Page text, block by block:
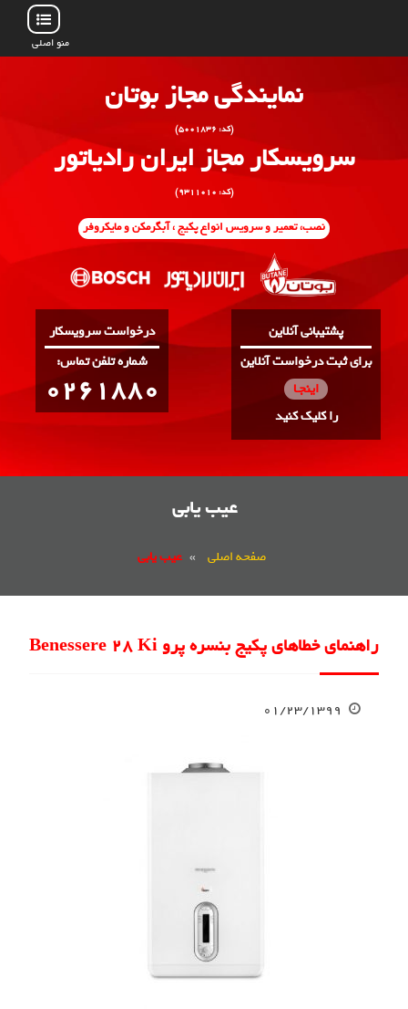
منو اصلی
نمایندگی مجاز بوتان
(کد: ۵۰۰۱۸۳۶)
سرویسکار مجاز ایران رادیاتور
(کد: ۹۳۱۱۰۱۰)
نصب، تعمیر و سرویس انواع پکیج ، آبگرمکن و مایکروفر
پشتیبانی آنلاین
برای ثبت درخواست آنلاین
اینجـا
را کلیک کنید
درخواست سرویسکار
:شماره تلفن تماس
0261880
عیب یابی
صفحه اصلی » عیب یابی
راهنمای خطاهای پکیج بنسره پرو Benessere 28 Ki
۰۱/۲۳/۱۳۹۹